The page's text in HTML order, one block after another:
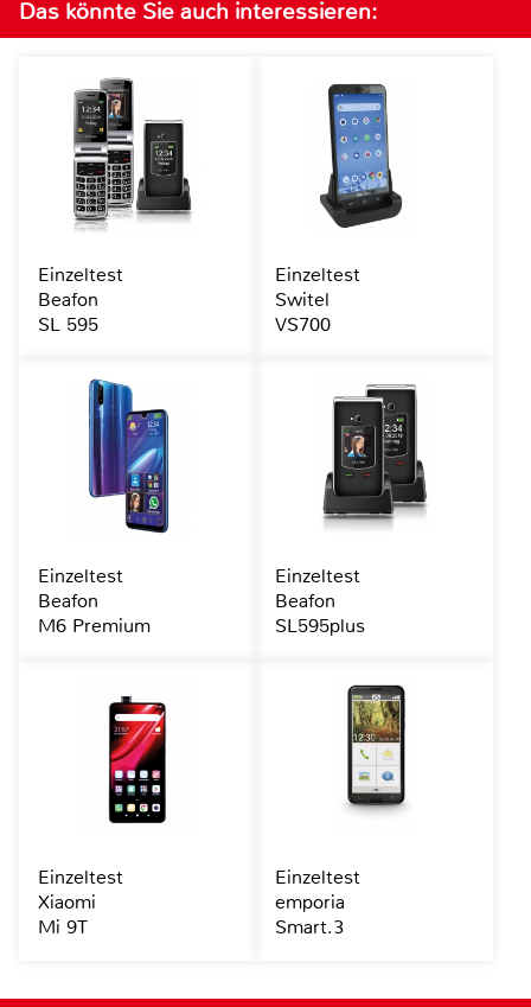
Das könnte Sie auch interessieren:
Einzeltest
Beafon
SL 595
Einzeltest
Switel
VS700
Einzeltest
Beafon
M6 Premium
Einzeltest
Beafon
SL595plus
Einzeltest
Xiaomi
Mi 9T
Einzeltest
emporia
Smart.3